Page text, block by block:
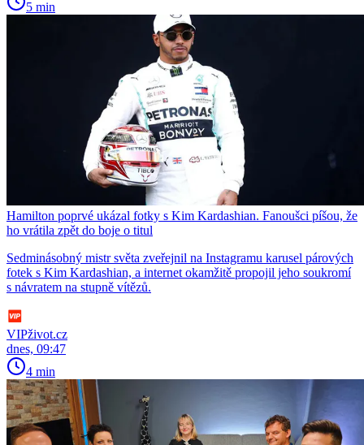
5 min
Hamilton poprvé ukázal fotky s Kim Kardashian. Fanoušci píšou, že
ho vrátila zpět do boje o titul
Sedminásobný mistr světa zveřejnil na Instagramu karusel párových
fotek s Kim Kardashian, a internet okamžitě propojil jeho soukromí
s návratem na stupně vítězů.
VIPživot.cz
dnes, 09:47
4 min